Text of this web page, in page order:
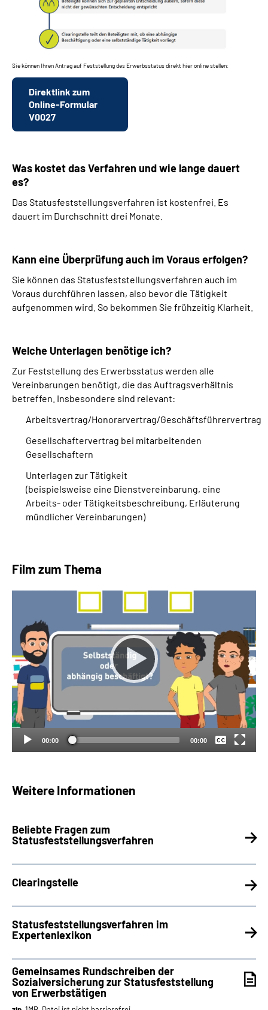
Sie können Ihren Antrag auf Feststellung des Erwerbsstatus direkt hier online stellen:
Direktlink zum
Online-Formular
V0027
Was kostet das Verfahren und wie lange dauert
es?
Das Statusfeststellungsverfahren ist kostenfrei. Es
dauert im Durchschnitt drei Monate.
Kann eine Überprüfung auch im Voraus erfolgen?
Sie können das Statusfeststellungsverfahren auch im
Voraus durchführen lassen, also bevor die Tätigkeit
aufgenommen wird. So bekommen Sie frühzeitig Klarheit.
Welche Unterlagen benötige ich?
Zur Feststellung des Erwerbsstatus werden alle
Vereinbarungen benötigt, die das Auftragsverhältnis
betreffen. Insbesondere sind relevant:
Arbeitsvertrag/Honorarvertrag/Geschäftsführervertrag
Gesellschaftervertrag bei mitarbeitenden
Gesellschaftern
Unterlagen zur Tätigkeit
(beispielsweise eine Dienstvereinbarung, eine
Arbeits- oder Tätigkeitsbeschreibung, Erläuterung
mündlicher Vereinbarungen)
Film zum Thema
00:00 00:00
Keine
Deutsch
Weitere Informationen
Beliebte Fragen zum
Statusfeststellungsverfahren
Clearingstelle
Statusfeststellungsverfahren im
Expertenlexikon
Gemeinsames Rundschreiben der
Sozialversicherung zur Statusfeststellung
von Erwerbstätigen